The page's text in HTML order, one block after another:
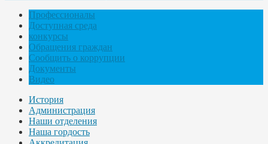
Профессионалы
Доступная среда
конкурсы
Обращения граждан
Сообщить о коррупции
Документы
Видео
История
Администрация
Наши отделения
Наша гордость